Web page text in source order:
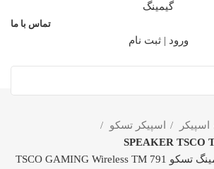
گیمینگ
تماس با ما
ورود | ثبت نام
اسپیکر
اسپیکر تسکو